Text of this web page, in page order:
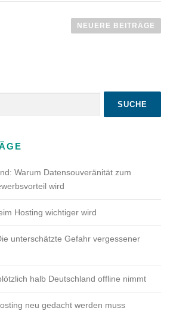
NEUERE BEITRÄGE
Warum Datensouveränität zum
wird
Hosting wichtiger wird
unterschätzte Gefahr vergessener
halb Deutschland offline nimmt
neu gedacht werden muss